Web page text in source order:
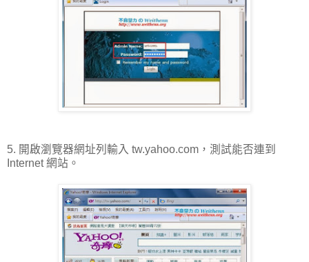
5. 開啟瀏覽器網址列輸入 tw.yahoo.com，測試能否連到
Internet 網站。